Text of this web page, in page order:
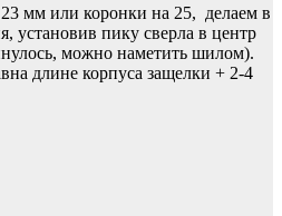
мм или коронки на 25, делаем в
установив пику сверла в центр
можно наметить шилом).
длине корпуса защелки + 2-4